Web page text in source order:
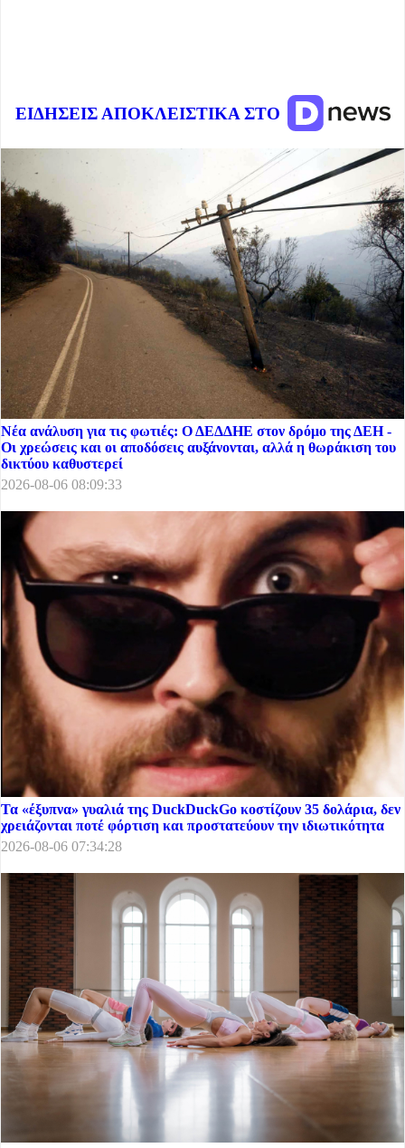
ΕΙΔΗΣΕΙΣ ΑΠΟΚΛΕΙΣΤΙΚΑ ΣΤΟ
Νέα ανάλυση για τις φωτιές: Ο ΔΕΔΔΗΕ στον δρόμο της ΔΕΗ -
Οι χρεώσεις και οι αποδόσεις αυξάνονται, αλλά η θωράκιση του
δικτύου καθυστερεί
2026-08-06 08:09:33
Τα «έξυπνα» γυαλιά της DuckDuckGo κοστίζουν 35 δολάρια, δεν
χρειάζονται ποτέ φόρτιση και προστατεύουν την ιδιωτικότητα
2026-08-06 07:34:28